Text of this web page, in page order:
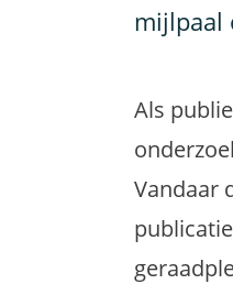
mijlpaal
Als
Vandaar